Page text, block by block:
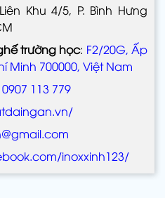
Khu 4/5, P. Bình Hưng
trường học: F2/20G, Ấp
Minh 700000, Việt Nam
0907 113 779
inoxxinh123/